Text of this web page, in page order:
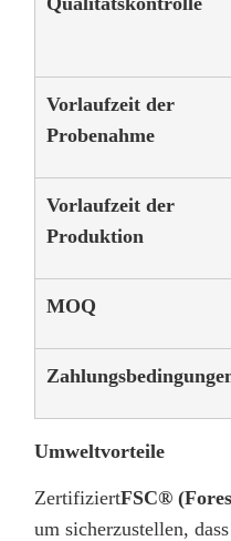
Vorlaufzeit der
Probenahme
Vorlaufzeit der
Produktion
MOQ
Umweltvorteile
ZertifiziertFSC®
um sicherzustellen,